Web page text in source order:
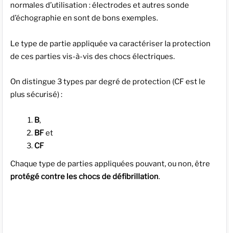
normales d’utilisation : électrodes et autres sonde
d’échographie en sont de bons exemples.
Le type de partie appliquée va caractériser la protection
de ces parties vis-à-vis des chocs électriques.
On distingue 3 types par degré de protection (CF est le
plus sécurisé) :
B,
BFet
CF
Chaque type de parties appliquées pouvant, ou non, être
protégé contre les chocs de défibrillation.